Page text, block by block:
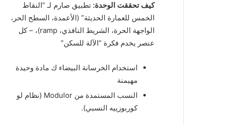
كيف تحققت الوحدة: تطبيق صارم لـ “النقاط
الخمس للعمارة الحديثة” (الأعمدة، السطح الحر،
الواجهة الحرة، الشريط النافذي، ramp)، – كل
عنصر يخدم فكرة “الآلة للسكن”
استخدام الخرسانة البيضاء ك مادة وحيدة
مهيمنة
النسب المستمدة من Modulor (نظام لو
كوربوزييه النسبي).